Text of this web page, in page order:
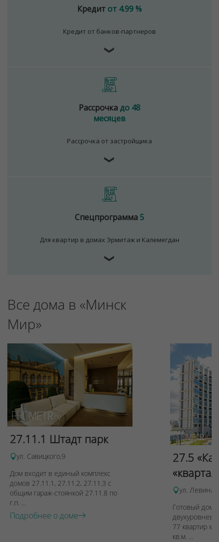
Кредит от 4.99 %
Кредит от банков-партнеров
❯
Рассрочкадо 48
месяцев
Рассрочка от застройщика
❯
Спецпрограмма5
Для квартир в домах Эрмитаж и Калемегдан
❯
Все дома в «Минск
Мир»
27.11.1 Штадт парк
ул. Савицкого,9
Дом входит в единый комплекс
домов 27.11.1, 27.11.2, 27.11.3 с
общим гараж-стоянкой 27.11.8 по
г.п. ...
Подробнее о доме
27.5
ул. Левина,
Готовый дом
77 квартир
кв.м. ...
Отклонить